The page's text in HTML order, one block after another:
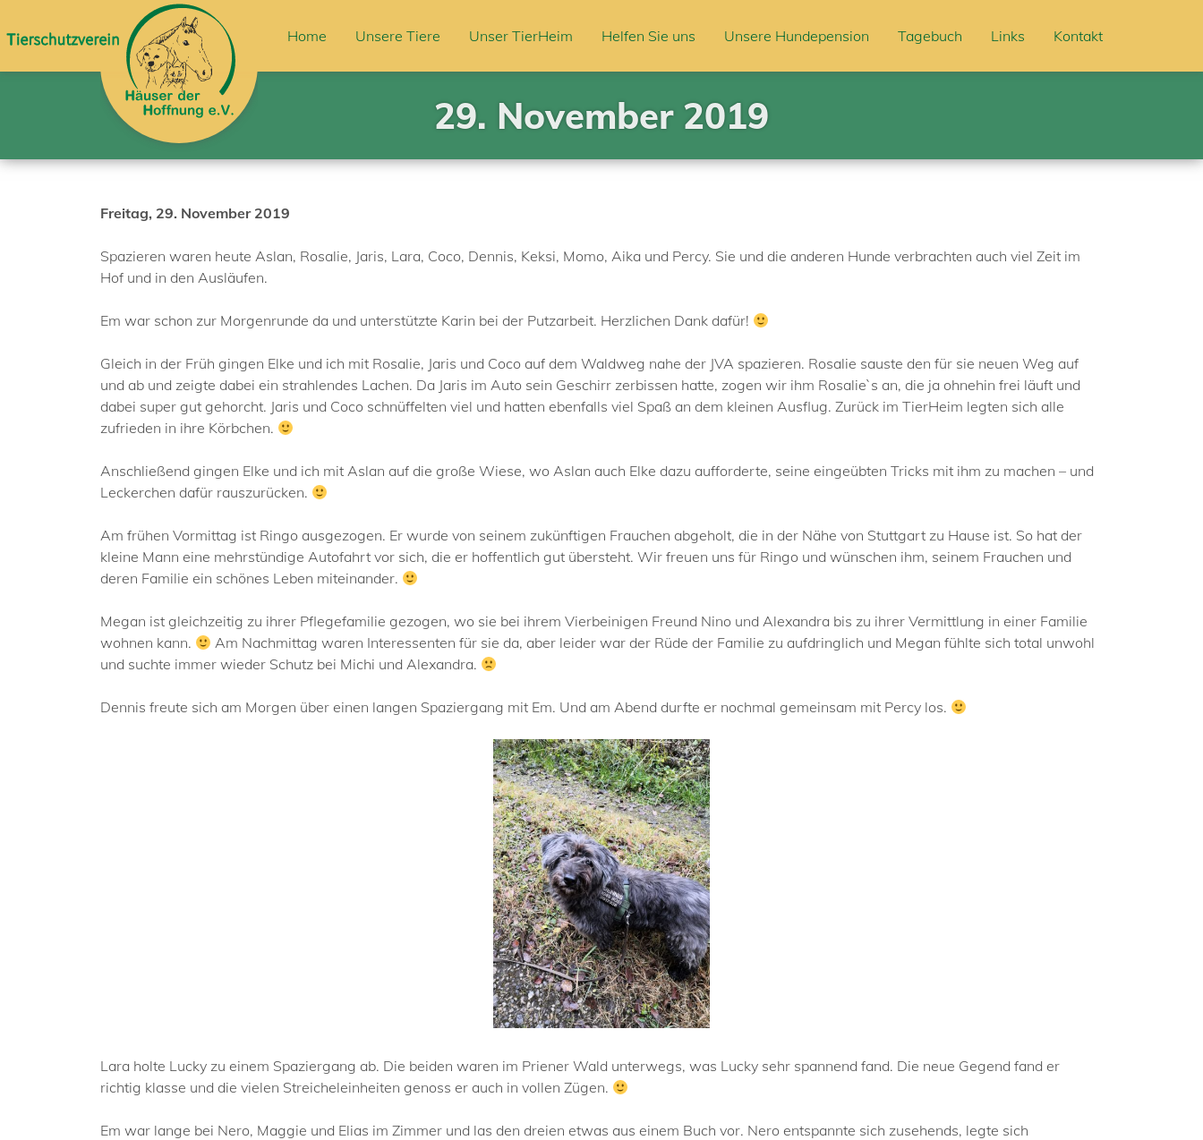
Home Unsere Tiere Unser TierHeim Helfen Sie uns Unsere Hundepension Tagebuch Links Kontakt
29. November 2019
Freitag, 29. November 2019
Spazieren waren heute Aslan, Rosalie, Jaris, Lara, Coco, Dennis, Keksi, Momo, Aika und Percy. Sie und die anderen Hunde verbrachten auch viel Zeit im
Hof und in den Ausläufen.
Em war schon zur Morgenrunde da und unterstützte Karin bei der Putzarbeit. Herzlichen Dank dafür!
Gleich in der Früh gingen Elke und ich mit Rosalie, Jaris und Coco auf dem Waldweg nahe der JVA spazieren. Rosalie sauste den für sie neuen Weg auf
und ab und zeigte dabei ein strahlendes Lachen. Da Jaris im Auto sein Geschirr zerbissen hatte, zogen wir ihm Rosalie`s an, die ja ohnehin frei läuft und
dabei super gut gehorcht. Jaris und Coco schnüffelten viel und hatten ebenfalls viel Spaß an dem kleinen Ausflug. Zurück im TierHeim legten sich alle
zufrieden in ihre Körbchen.
Anschließend gingen Elke und ich mit Aslan auf die große Wiese, wo Aslan auch Elke dazu aufforderte, seine eingeübten Tricks mit ihm zu machen – und
Leckerchen dafür rauszurücken.
Am frühen Vormittag ist Ringo ausgezogen. Er wurde von seinem zukünftigen Frauchen abgeholt, die in der Nähe von Stuttgart zu Hause ist. So hat der
kleine Mann eine mehrstündige Autofahrt vor sich, die er hoffentlich gut übersteht. Wir freuen uns für Ringo und wünschen ihm, seinem Frauchen und
deren Familie ein schönes Leben miteinander.
Megan ist gleichzeitig zu ihrer Pflegefamilie gezogen, wo sie bei ihrem Vierbeinigen Freund Nino und Alexandra bis zu ihrer Vermittlung in einer Familie
wohnen kann.
Am Nachmittag waren Interessenten für sie da, aber leider war der Rüde der Familie zu aufdringlich und Megan fühlte sich total unwohl
und suchte immer wieder Schutz bei Michi und Alexandra.
Dennis freute sich am Morgen über einen langen Spaziergang mit Em. Und am Abend durfte er nochmal gemeinsam mit Percy los.
Lara holte Lucky zu einem Spaziergang ab. Die beiden waren im Priener Wald unterwegs, was Lucky sehr spannend fand. Die neue Gegend fand er
richtig klasse und die vielen Streicheleinheiten genoss er auch in vollen Zügen.
Em war lange bei Nero, Maggie und Elias im Zimmer und las den dreien etwas aus einem Buch vor. Nero entspannte sich zusehends, legte sich